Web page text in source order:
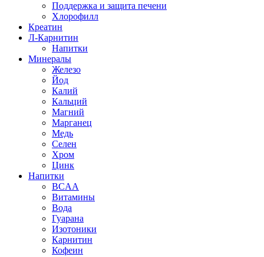
Поддержка и защита печени
Хлорофилл
Креатин
Л-Карнитин
Напитки
Минералы
Железо
Йод
Калий
Кальций
Магний
Марганец
Медь
Селен
Хром
Цинк
Напитки
BCAA
Витамины
Вода
Гуарана
Изотоники
Карнитин
Кофеин